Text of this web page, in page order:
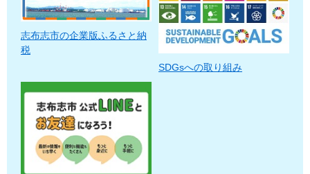
志布志市の企業版ふるさと納
税
SDGsへの取り組み